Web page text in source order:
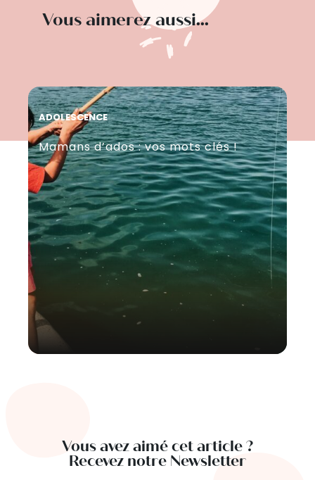
Vous aimerez aussi...
ADOLESCENCE
Mamans d’ados : vos mots clés !
Vous avez aimé cet article ?
Recevez notre Newsletter